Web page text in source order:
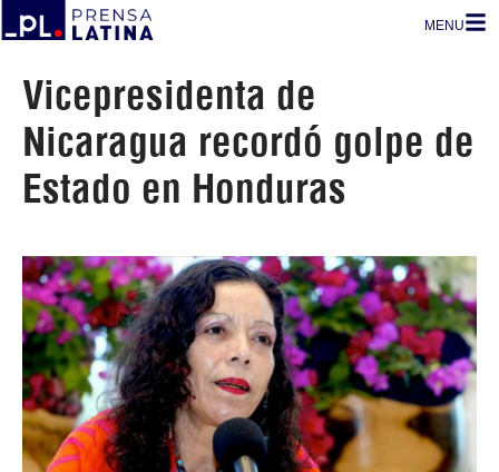
MENU
Vicepresidenta de
Nicaragua recordó golpe de
Estado en Honduras